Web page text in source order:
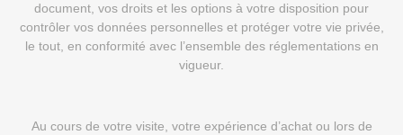
document, vos droits et les options à votre disposition pour
contrôler vos données personnelles et protéger votre vie privée,
le tout, en conformité avec l’ensemble des réglementations en
vigueur.
Au cours de votre visite, votre expérience d’achat ou lors de